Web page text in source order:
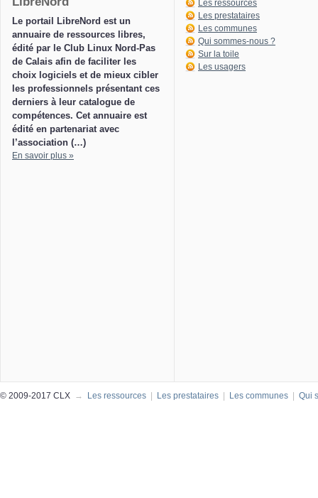
Le portail LibreNord est un
annuaire de ressources libres,
édité par le Club Linux Nord-Pas
de Calais afin de faciliter les
choix logiciels et de mieux cibler
les professionnels présentant ces
derniers à leur catalogue de
compétences. Cet annuaire est
édité en partenariat avec
l’association (…)
En savoir plus »
Les ressources
Les prestataires
Les communes
Qui sommes-nous ?
Sur la toile
Les usagers
© 2009-2017 CLX → Les ressources Les prestataires Les communes Qui